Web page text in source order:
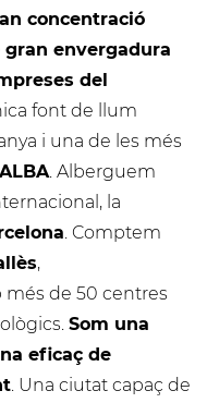
concentració
gran envergadura
del
font de llum
i una de les més
. Alberguem
la
. Comptem
,
més de 50 centres
Som una
eficaç de
. Una ciutat capaç de